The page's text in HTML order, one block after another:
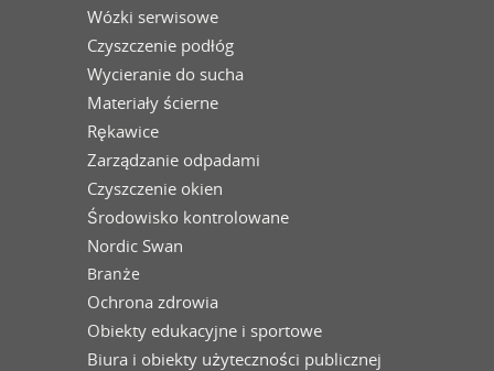
Wózki serwisowe
Czyszczenie podłóg
Wycieranie do sucha
Materiały ścierne
Rękawice
Zarządzanie odpadami
Czyszczenie okien
Środowisko kontrolowane
Nordic Swan
Branże
Ochrona zdrowia
Obiekty edukacyjne i sportowe
Biura i obiekty użyteczności publicznej